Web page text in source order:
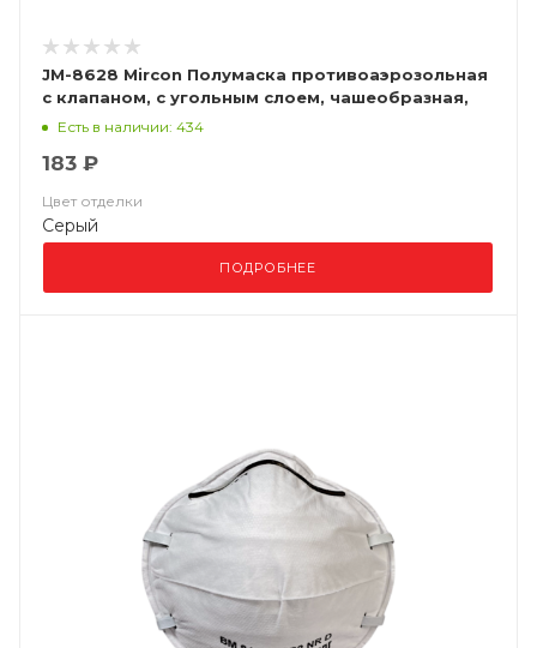
JM-8628 Mircon Полумаска противоаэрозольная
с клапаном, с угольным слоем, чашеобразная,
класс защиты FFP2 NR D, в упаковке 10 шт
Есть в наличии: 434
183 ₽
Цвет отделки
Серый
ПОДРОБНЕЕ